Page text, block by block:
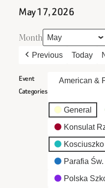
May 17, 2026
Month
Previous Today
Event
Categories
American &
General
Konsulat
Parafia
Polska